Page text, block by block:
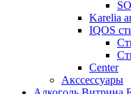
Karelia
IQOS
Сenter
Акссессуары